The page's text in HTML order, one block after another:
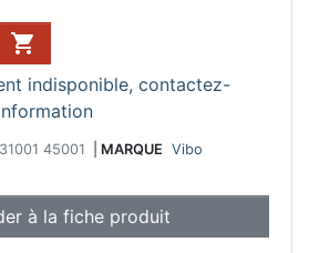

indisponible, contactez-
45001 MARQUE Vibo
à la fiche produit